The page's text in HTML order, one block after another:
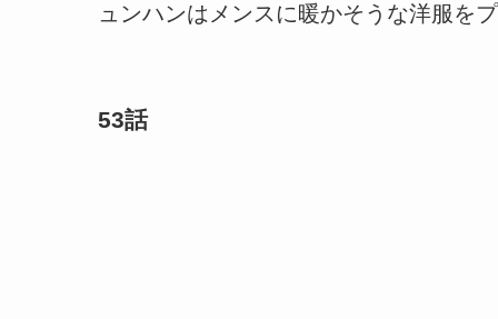
ュンハンはメンスに暖かそうな洋服を
53話